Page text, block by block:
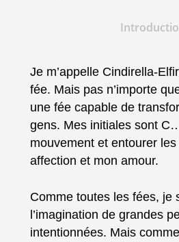
Je m’appelle Cindirella-
fée. Mais pas n’importe
une fée capable de
gens. Mes initiales sont
mouvement et entourer
affection et mon amour.
Comme toutes les fées, je
l’imagination de grandes
intentionnées. Mais